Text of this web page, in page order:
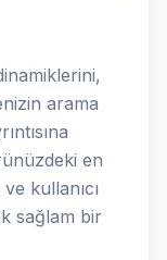
arama
en
kullanıcı
sağlam bir